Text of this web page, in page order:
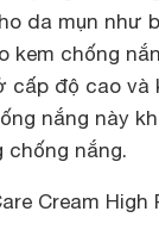
da mụn như
kem chống
cấp độ cao
nắng này
chống nắng.
Cream